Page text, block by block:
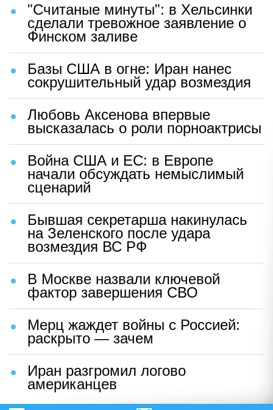
"Считаные минуты": в Хельсинки
сделали тревожное заявление о
Финском заливе
Базы США в огне: Иран нанес
сокрушительный удар возмездия
Любовь Аксенова впервые
высказалась о роли порноактрисы
Война США и ЕС: в Европе
начали обсуждать немыслимый
сценарий
Бывшая секретарша накинулась
на Зеленского после удара
возмездия ВС РФ
В Москве назвали ключевой
фактор завершения СВО
Мерц жаждет войны с Россией:
раскрыто — зачем
Иран разгромил логово
американцев